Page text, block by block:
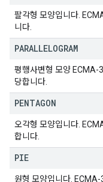
팔각형 모양입니다.
니다.
PARALLELOGRAM
평행사변형 모양
당합니다.
PENTAGON
오각형 모양입니다.
합니다.
PIE
원형 모양입니다.